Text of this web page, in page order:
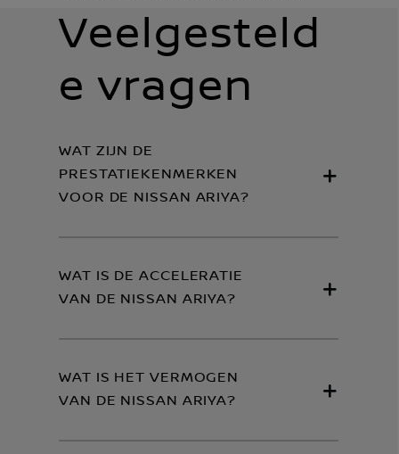
Veelgesteld
e vragen
WAT ZIJN DE
PRESTATIEKENMERKEN
VOOR DE NISSAN ARIYA?
WAT IS DE ACCELERATIE
VAN DE NISSAN ARIYA?
WAT IS HET VERMOGEN
VAN DE NISSAN ARIYA?